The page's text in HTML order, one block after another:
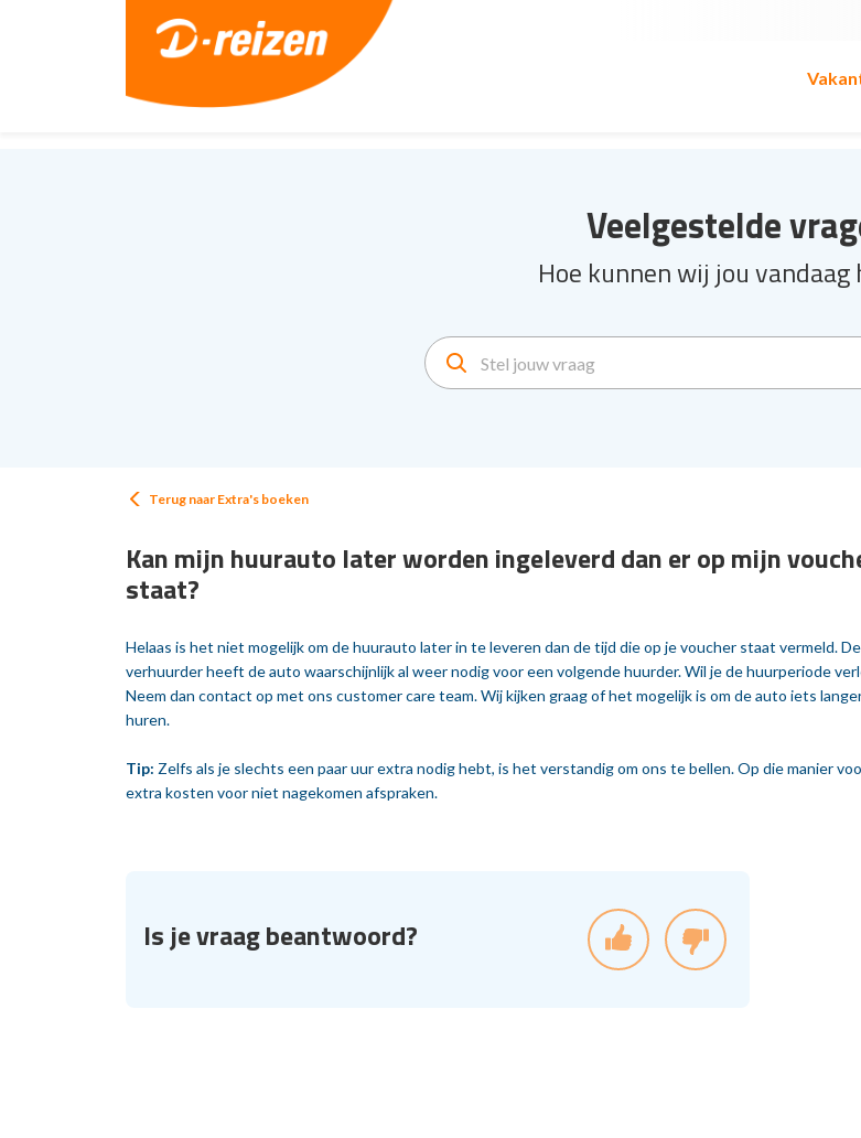
Veelgestelde
Hoe kunnen wij jou vandaag
Terug naar Extra's boeken
Kan mijn huurauto later worden ingeleverd dan er op mijn
staat?
Helaas is het niet mogelijk om de huurauto later in te leveren dan de tijd die op je voucher staat vermeld. De
verhuurder heeft de auto waarschijnlijk al weer nodig voor een volgende huurder. Wil je de huurperiode
Neem dan contact op met ons customer care team. Wij kijken graag of het mogelijk is om de auto iets
huren.
Tip: Zelfs als je slechts een paar uur extra nodig hebt, is het verstandig om ons te bellen. Op die manier
extra kosten voor niet nagekomen afspraken.
Is je vraag beantwoord?